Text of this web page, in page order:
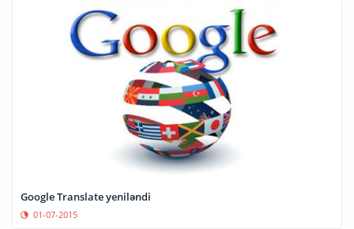
Google Translate yeniləndi
01-07-2015